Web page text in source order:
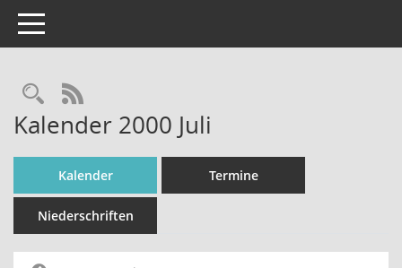
Toggle navigation
Rechercheauswahl
RSS-Feed
Kalender 2000 Juli
Kalender Termine
Niederschriften